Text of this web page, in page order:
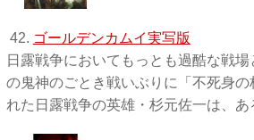
42. ゴールデンカムイ実写版
日露戦争においてもっとも過酷な戦
の鬼神のごとき戦いぶりに「不死身
れた日露戦争の英雄・杉元佐一は、